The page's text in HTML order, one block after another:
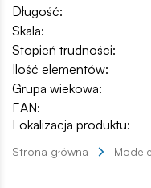
Długość:
Skala:
Stopień trudności:
Ilość elementów:
Grupa wiekowa:
EAN:
Lokalizacja produktu:
Strona główna